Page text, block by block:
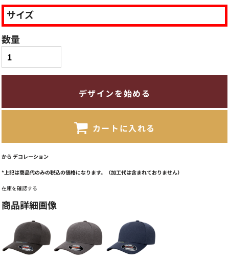
サイズ
数量
デザインを始める
カートに入れる
から デコレーション
*上記は商品代のみの税込の価格になります。（加工代は含まれておりません）
在庫を確認する
商品詳細画像